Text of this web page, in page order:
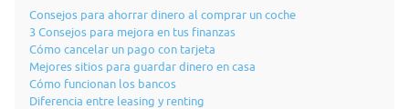
Consejos para ahorrar dinero al comprar un coche
3 Consejos para mejora en tus finanzas
Cómo cancelar un pago con tarjeta
Mejores sitios para guardar dinero en casa
Cómo funcionan los bancos
Diferencia entre leasing y renting